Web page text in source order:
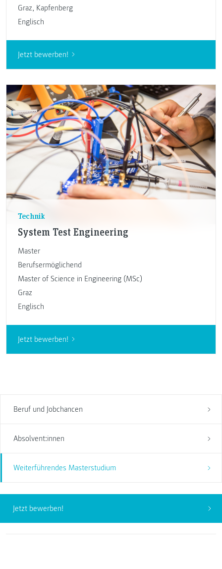
Beruf und Jobchancen
Absolvent:innen
Weiterführendes Masterstudium
Jetzt bewerben!
Graz, Kapfenberg
Englisch
Jetzt bewerben!
Technik
System Test Engineering
Master
Berufsermöglichend
Master of Science in Engineering (MSc)
Graz
Englisch
Jetzt bewerben!